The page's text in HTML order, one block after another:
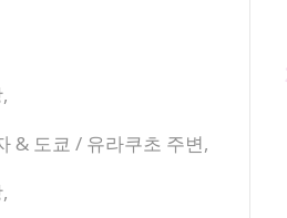
& 도쿄 / 유라쿠초 주변,